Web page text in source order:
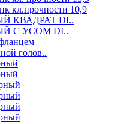
кл.прочности 10,9
КВАДРАТ DI..
С УСОМ DI..
голов..